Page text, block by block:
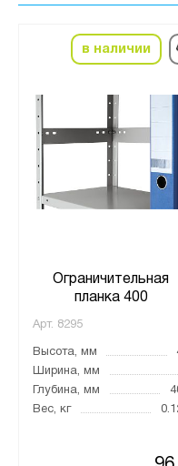
в наличии
Ограничительная
планка 400
Арт. 8295
Высота, мм
Ширина, мм
Глубина, мм
Вес, кг